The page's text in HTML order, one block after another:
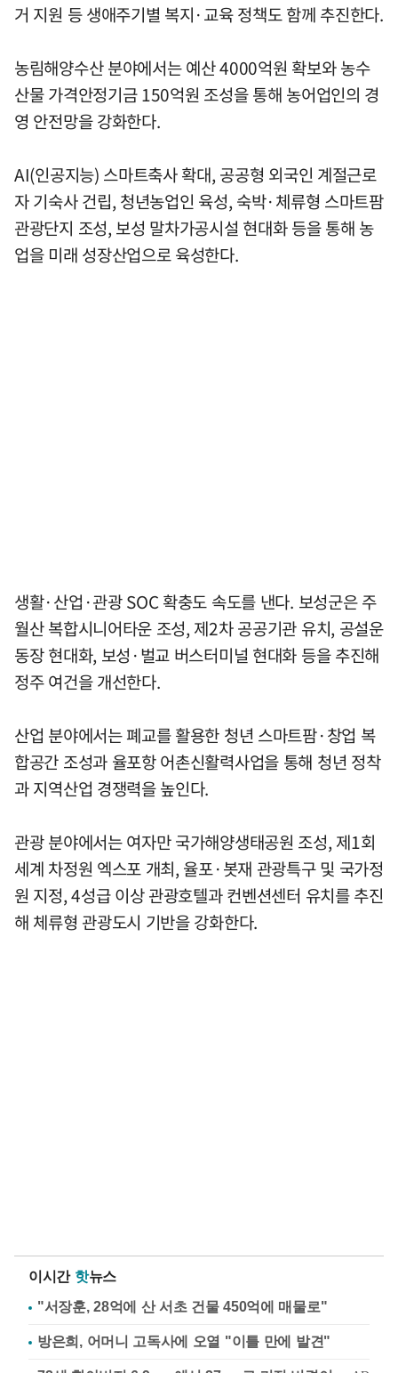
거 지원 등 생애주기별 복지·교육 정책도 함께 추진한다.
농림해양수산 분야에서는 예산 4000억원 확보와 농수
산물 가격안정기금 150억원 조성을 통해 농어업인의 경
영 안전망을 강화한다.
AI(인공지능) 스마트축사 확대, 공공형 외국인 계절근로
자 기숙사 건립, 청년농업인 육성, 숙박·체류형 스마트팜
관광단지 조성, 보성 말차가공시설 현대화 등을 통해 농
업을 미래 성장산업으로 육성한다.
생활·산업·관광 SOC 확충도 속도를 낸다. 보성군은 주
월산 복합시니어타운 조성, 제2차 공공기관 유치, 공설운
동장 현대화, 보성·벌교 버스터미널 현대화 등을 추진해
정주 여건을 개선한다.
산업 분야에서는 폐교를 활용한 청년 스마트팜·창업 복
합공간 조성과 율포항 어촌신활력사업을 통해 청년 정착
과 지역산업 경쟁력을 높인다.
관광 분야에서는 여자만 국가해양생태공원 조성, 제1회
세계 차정원 엑스포 개최, 율포·봇재 관광특구 및 국가정
원 지정, 4성급 이상 관광호텔과 컨벤션센터 유치를 추진
해 체류형 관광도시 기반을 강화한다.
이시간 핫뉴스
"서장훈, 28억에 산 서초 건물 450억에 매물로"
방은희, 어머니 고독사에 오열 "이틀 만에 발견"